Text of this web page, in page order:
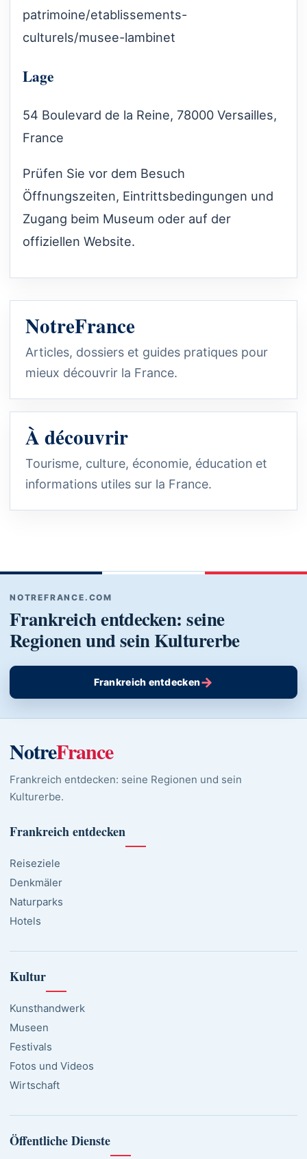
patrimoine/etablissements-
culturels/musee-lambinet
Lage
54 Boulevard de la Reine, 78000 Versailles,
France
Prüfen Sie vor dem Besuch
Öffnungszeiten, Eintrittsbedingungen und
Zugang beim Museum oder auf der
offiziellen Website.
NotreFrance
Articles, dossiers et guides pratiques pour
mieux découvrir la France.
À découvrir
Tourisme, culture, économie, éducation et
informations utiles sur la France.
NOTREFRANCE.COM
Frankreich entdecken: seine
Regionen und sein Kulturerbe
Frankreich entdecken→
NotreFrance
Frankreich entdecken: seine Regionen und sein
Kulturerbe.
Frankreich entdecken
Reiseziele
Denkmäler
Naturparks
Hotels
Kultur
Kunsthandwerk
Museen
Festivals
Fotos und Videos
Wirtschaft
Öffentliche Dienste